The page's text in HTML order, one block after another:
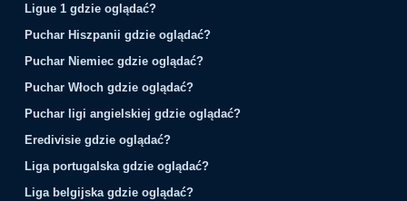
Ligue 1 gdzie oglądać?
Puchar Hiszpanii gdzie oglądać?
Puchar Niemiec gdzie oglądać?
Puchar Włoch gdzie oglądać?
Puchar ligi angielskiej gdzie oglądać?
Eredivisie gdzie oglądać?
Liga portugalska gdzie oglądać?
Liga belgijska gdzie oglądać?